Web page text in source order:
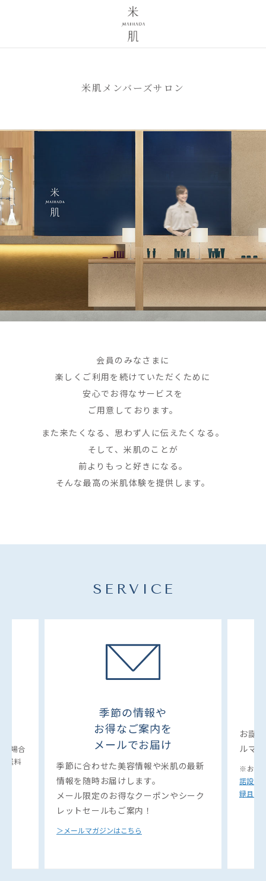
米肌メンバーズサロン
会員のみなさまに
楽しくご利用を続けていただくために
安心でお得なサービスを
ご用意しております。
また来たくなる、思わず人に伝えたくなる。
そして、米肌のことが
前よりもっと好きになる。
そんな最高の米肌体験を提供します。
SERVICE
場合
送料
季節の情報や
お得なご案内を
メールでお届け
季節に合わせた美容情報や米肌の最新
情報を随時お届けします。
メール限定のお得なクーポンやシーク
レットセールもご案内！
＞メールマガジンはこちら
お誕
ルマ
※お誕
諾設定
録且つ